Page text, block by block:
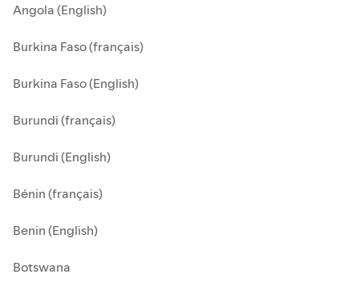
Angola (English)
Burkina Faso (français)
Burkina Faso (English)
Burundi (français)
Burundi (English)
Bénin (français)
Benin (English)
Botswana